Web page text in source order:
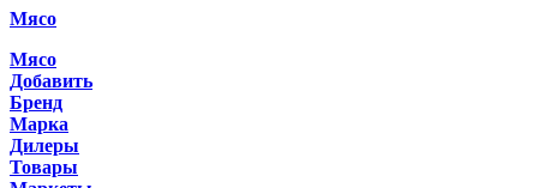
Мясо
Мясо
Добавить
Бренд
Марка
Дилеры
Товары